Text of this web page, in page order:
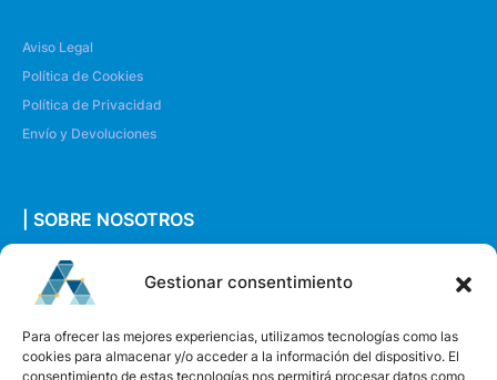
Gestionar consentimiento
Para ofrecer las mejores experiencias, utilizamos tecnologías como las
cookies para almacenar y/o acceder a la información del dispositivo. El
consentimiento de estas tecnologías nos permitirá procesar datos como
Aviso Legal
Política de Cookies
Política de Privacidad
Envío y Devoluciones
| SOBRE NOSOTROS
Quiénes somos
Envíanos un mensaje